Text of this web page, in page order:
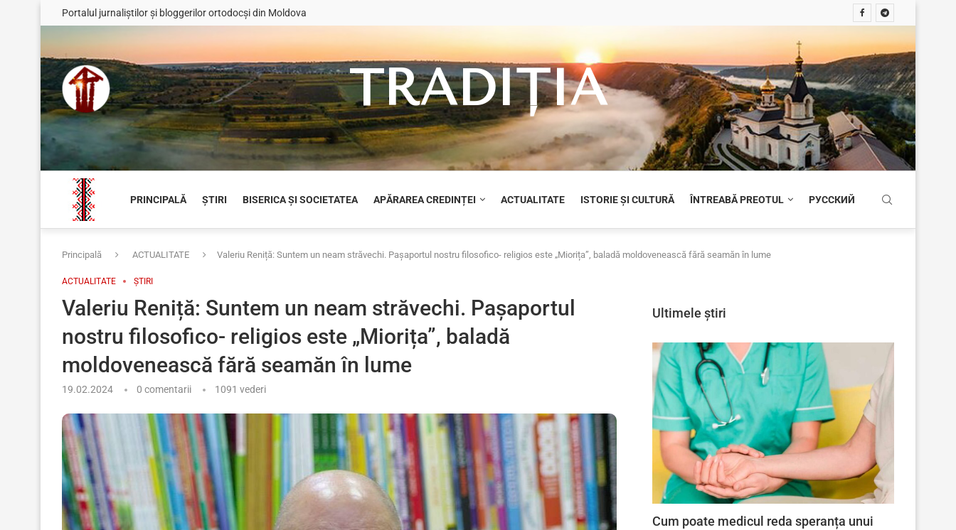
Portalul jurnaliștilor și bloggerilor ortodocși din Moldova
TRADIȚIA
PRINCIPALĂ ȘTIRI BISERICA ȘI SOCIETATEA APĂRAREA CREDINȚEI ACTUALITATE ISTORIE ȘI CULTURĂ ÎNTREABĂ PREOTUL РУССКИЙ
Principală ACTUALITATE Valeriu Reniță: Suntem un neam străvechi. Pașaportul nostru filosofico- religios este „Miorița”, baladă moldovenească fără seamăn în lume
ACTUALITATE ȘTIRI
Valeriu Reniță: Suntem un neam străvechi. Pașaportul
nostru filosofico- religios este „Miorița”, baladă
moldovenească fără seamăn în lume
19.02.2024 0 comentarii 1091 vederi
Ultimele știri
Cum poate medicul reda speranța unui